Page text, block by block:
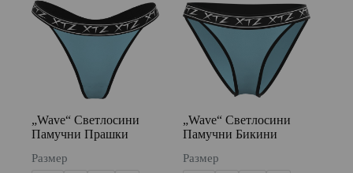
„Wave“ Светлосини
Памучни Прашки
Размер
„Wave“ Светлосини
Памучни Бикини
Размер